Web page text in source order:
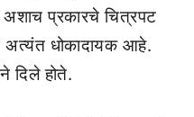
अशाच प्रकारचे चित्रपट
धोकादायक आहे.
दिले होते.